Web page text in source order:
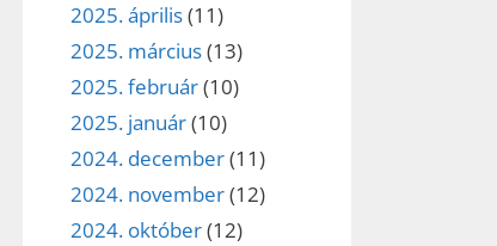
2025. április(11)
2025. március(13)
2025. február(10)
2025. január(10)
2024. december(11)
2024. november(12)
2024. október(12)